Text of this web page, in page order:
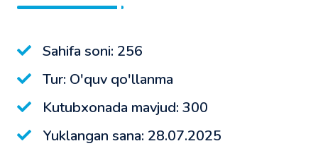
Sahifa soni: 256
Tur: O'quv qo'llanma
Kutubxonada mavjud: 300
Yuklangan sana: 28.07.2025